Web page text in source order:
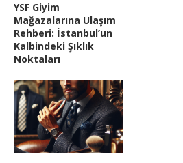
YSF Giyim
Mağazalarına Ulaşım
Rehberi: İstanbul’un
Kalbindeki Şıklık
Noktaları